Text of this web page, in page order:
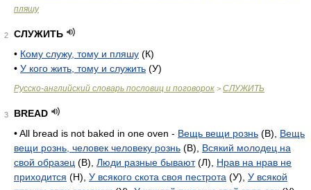
пляшу
2
СЛУЖИТЬ
• Кому служу, тому и пляшу (К)
• У кого жить, тому и служить (У)
Русско-английский словарь пословиц и поговорок > СЛУЖИТЬ
3
BREAD
• All bread is not baked in one oven - Вещь вещи рознь (B), Вещь
вещи рознь, человек человеку рознь (B), Всякий молодец на
свой образец (B), Люди разные бывают(Л), Нрав на нрав не
приходится (H), У всякого скота своя пестрота (У), У всякой